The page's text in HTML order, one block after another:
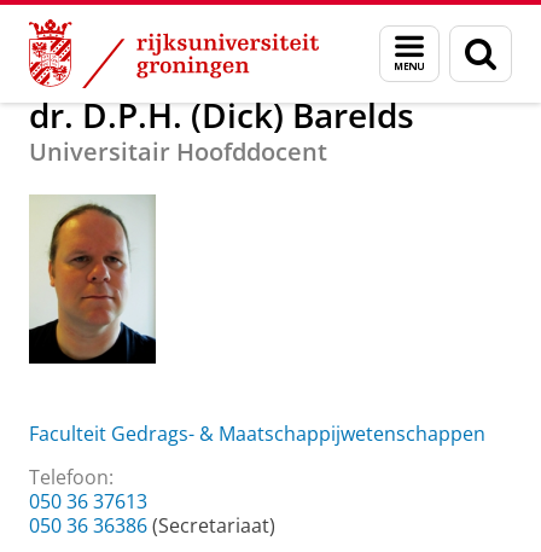
Skip
Content
Skip
Navigation
Menu
en
zoeken
Over ons dr. D.P.H. (Dick) Barelds
dr. D.P.H. (Dick) Barelds
Universitair Hoofddocent
Faculteit Gedrags- & Maatschappijwetenschappen
Telefoon:
050 36 37613
050 36 36386(Secretariaat)